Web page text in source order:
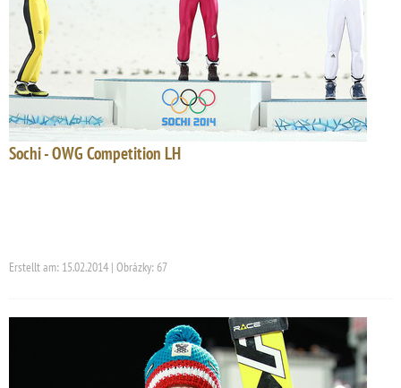
Sochi - OWG Competition LH
Erstellt am: 15.02.2014 | Obrázky: 67